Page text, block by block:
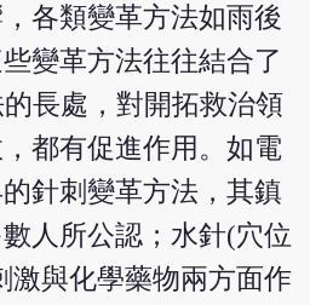
各類變革方法如雨後
變革方法往往結合了
長處，對開拓救治領
都有促進作用。如電
針刺變革方法，其鎮
人所公認；水針(穴位
激與化學藥物兩方面作